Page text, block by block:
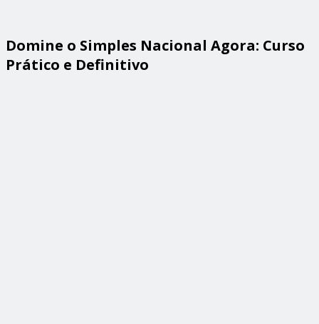
Domine o Simples Nacional Agora: Curso
Prático e Definitivo